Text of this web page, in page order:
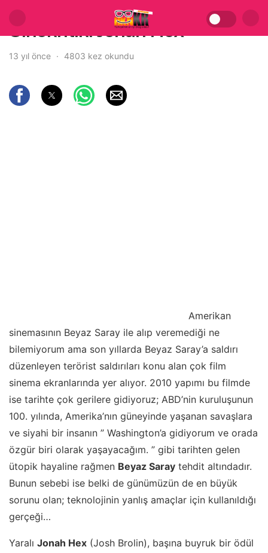
Sinekritik: Jonah Hex
13 yıl önce 4803 kez okundu
Amerikan
sinemasının Beyaz Saray ile alıp veremediği ne
bilemiyorum ama son yıllarda Beyaz Saray’a saldırı
düzenleyen terörist saldırıları konu alan çok film
sinema ekranlarında yer alıyor. 2010 yapımı bu filmde
ise tarihte çok gerilere gidiyoruz; ABD’nin kuruluşunun
100. yılında, Amerika’nın güneyinde yaşanan savaşlara
ve siyahi bir insanın ” Washington’a gidiyorum ve orada
özgür biri olarak yaşayacağım. ” gibi tarihten gelen
ütopik hayaline rağmen Beyaz Saray tehdit altındadır.
Bunun sebebi ise belki de günümüzün de en büyük
sorunu olan; teknolojinin yanlış amaçlar için kullanıldığı
gerçeği…
Yaralı Jonah Hex (Josh Brolin), başına buyruk bir ödül